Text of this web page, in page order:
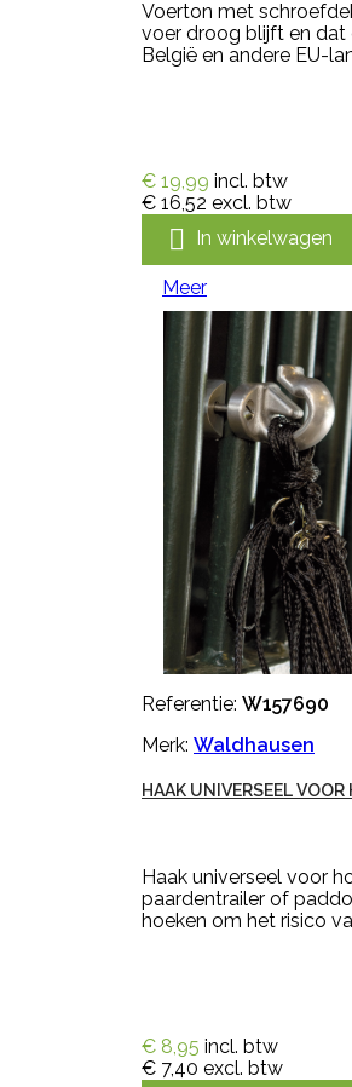
Voerton met
voer droog blijft en dat
België en andere EU-
€ 19,99 incl. btw
€ 16,52 excl. btw
 In winkelwagen
Meer
Referentie: W157690
Merk: Waldhausen
HAAK UNIVERSEEL
Haak universeel voor
paardentrailer of
hoeken om het risico
€ 8,95 incl. btw
€ 7,40 excl. btw